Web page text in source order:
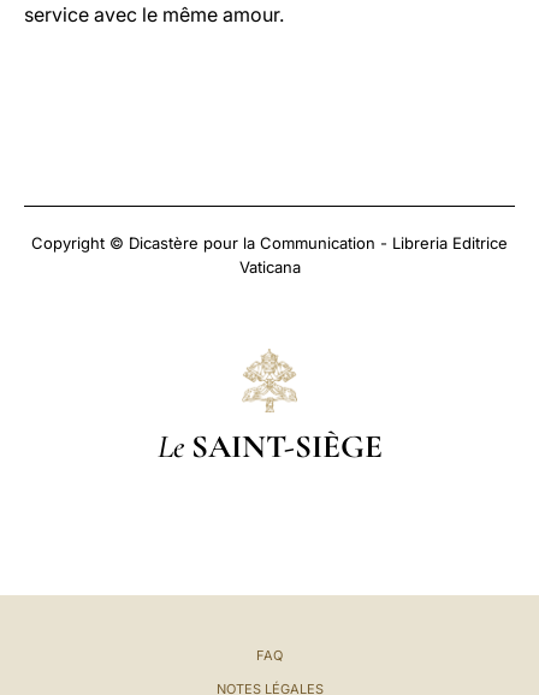
service avec le même amour.
Copyright © Dicastère pour la Communication - Libreria Editrice
Vaticana
Le SAINT-SIÈGE
FAQ
NOTES LÉGALES